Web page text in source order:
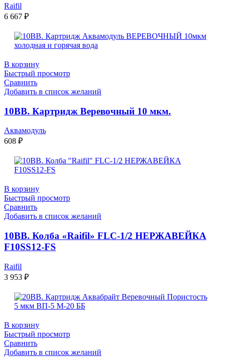
Raifil
6 667 ₽
В корзину
Быстрый просмотр
Сравнить
Добавить в список желаний
10ВВ. Картридж Веревочный 10 мкм.
Аквамодуль
608 ₽
В корзину
Быстрый просмотр
Сравнить
Добавить в список желаний
10ВВ. Колба «Raifil» FLC-1/2 НЕРЖАВЕЙКА
F10SS12-FS
Raifil
3 953 ₽
В корзину
Быстрый просмотр
Сравнить
Добавить в список желаний